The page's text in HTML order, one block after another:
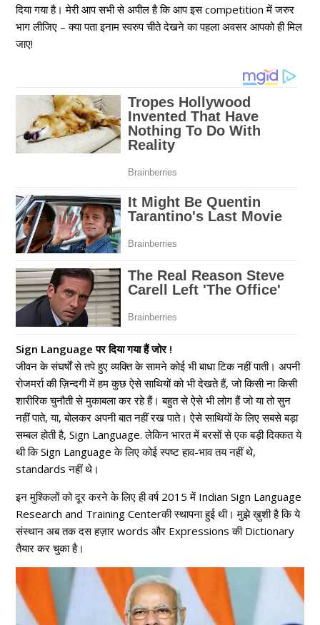
दिया गया है। मेरी आप सभी से अपील है कि आप इस competition में जरुर
भाग लीजिए – क्या पता इनाम स्वरुप चीते देखने का पहला अवसर आपको ही मिल
जाए!
Sign Language पर दिया गया हैं जोर !
जीवन के संघर्षों से तपे हुए व्यक्ति के सामने कोई भी बाधा टिक नहीं पाती। अपनी
रोजमर्रा की ज़िन्दगी में हम कुछ ऐसे साथियों को भी देखते हैं, जो किसी ना किसी
शारीरिक चुनौती से मुकाबला कर रहे हैं। बहुत से ऐसे भी लोग हैं जो या तो सुन
नहीं पाते, या, बोलकर अपनी बात नहीं रख पाते। ऐसे साथियों के लिए सबसे बड़ा
सम्बल होती है, Sign Language. लेकिन भारत में बरसों से एक बड़ी दिक्कत ये
थी कि Sign Language के लिए कोई स्पष्ट हाव-भाव तय नहीं थे,
standards नहीं थे।
इन मुश्किलों को दूर करने के लिए ही वर्ष 2015 में Indian Sign Language
Research and Training Centerकी स्थापना हुई थी। मुझे ख़ुशी है कि ये
संस्थान अब तक दस हज़ार words और Expressions की Dictionary
तैयार कर चुका है।